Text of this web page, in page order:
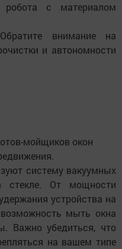
робота с материалом
внимание на
и автономности
мойщиков окон
систему вакуумных
стекле. От мощности
устройства на
мыть окна
Важно убедиться, что
на вашем типе